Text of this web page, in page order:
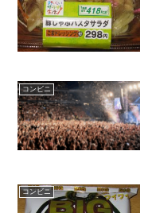
コンビニ
コンビニ